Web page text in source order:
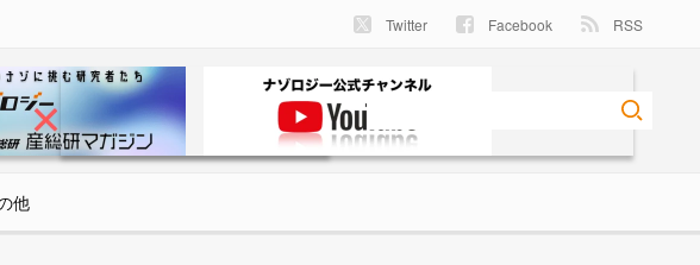
Twitter Facebook RSS
他